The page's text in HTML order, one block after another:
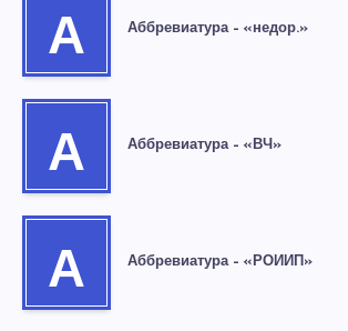
А Аббревиатура – «недор.»
А Аббревиатура – «ВЧ»
А Аббревиатура – «РОИИП»